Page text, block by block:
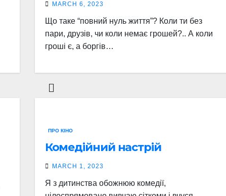
MARCH 6, 2023
Що таке “повний нуль життя”? Коли ти без
пари, друзів, чи коли немає грошей?.. А коли
гроші є, а боргів…
ПРО КІНО
Комедійний настрій
MARCH 1, 2023
Я з дитинства обожнюю комедії,